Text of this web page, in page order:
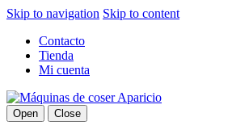
Skip to navigation Skip to content
Contacto
Tienda
Mi cuenta
Open Close